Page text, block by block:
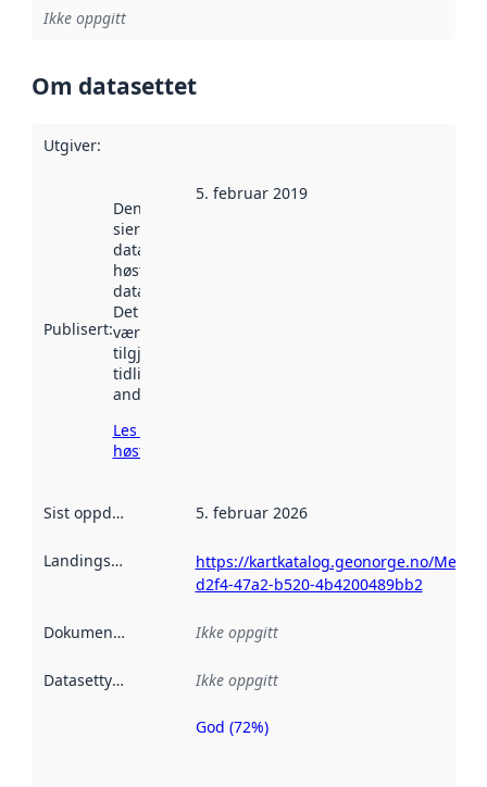
Ikke oppgitt
Om datasettet
Utgiver:
Publisert:
Denne datoen
sier når
datasettet ble
høstet av
data.norge.no.
Det kan ha
vært
tilgjengelig
tidligere
andre steder.
Les mer om
høsting her
5. februar 2019
Sist oppdatert 5. februar 2026
Landingsside
https://kartkatalog.geonorge.no/
d2f4-47a2-b520-4b4200489bb2
Dokumentasjon Ikke oppgitt
Datasettype Ikke oppgitt
Metadatakvalitet
God (72%)